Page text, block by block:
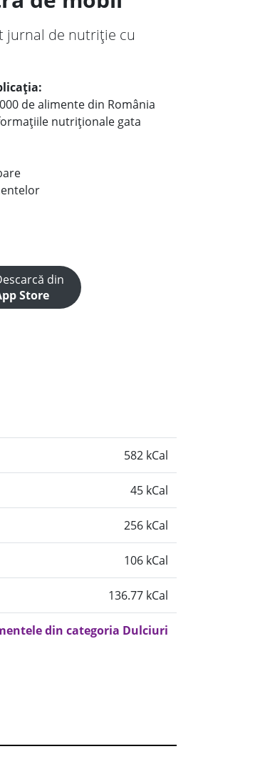
jurnal de nutriție cu
de alimente din România
nutriționale gata
din
Store
582 kCal
45 kCal
256 kCal
106 kCal
136.77 kCal
din categoria Dulciuri